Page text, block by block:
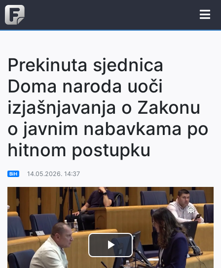
Prekinuta sjednica
Doma naroda uoči
izjašnjavanja o Zakonu
o javnim nabavkama po
hitnom postupku
BiH 14.05.2026. 14:37
Play